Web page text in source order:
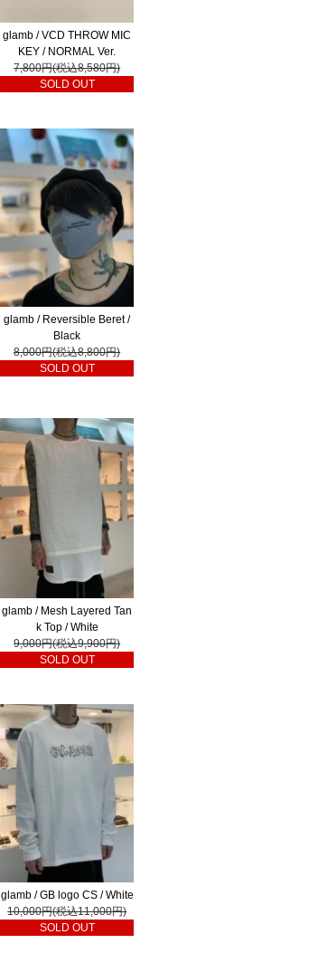
glamb / VCD THROW MIC
KEY / NORMAL Ver.
7,800円(税込8,580円)
SOLD OUT
glamb / Reversible Beret /
Black
8,000円(税込8,800円)
SOLD OUT
glamb / Mesh Layered Tan
k Top / White
9,000円(税込9,900円)
SOLD OUT
glamb / GB logo CS / White
10,000円(税込11,000円)
SOLD OUT